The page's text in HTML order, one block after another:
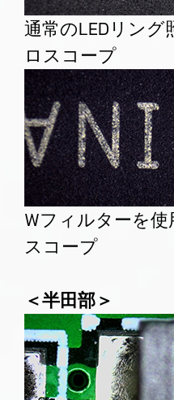
通常のLEDリン
ロスコープ
Wフィルターを
スコープ
＜半田部＞